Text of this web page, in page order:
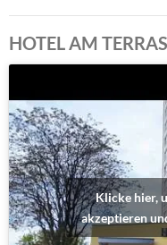
HOTEL AM
Klicke hier,
akzeptieren